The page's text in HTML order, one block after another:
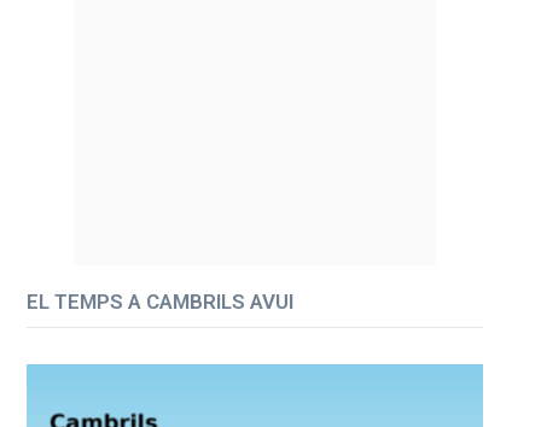
EL TEMPS A CAMBRILS AVUI